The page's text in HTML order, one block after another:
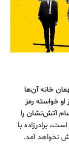
خانه آن‌ها
خواسته رمز
سام آتش‌نشان را
برادرزاده با
نخواهد آمد.